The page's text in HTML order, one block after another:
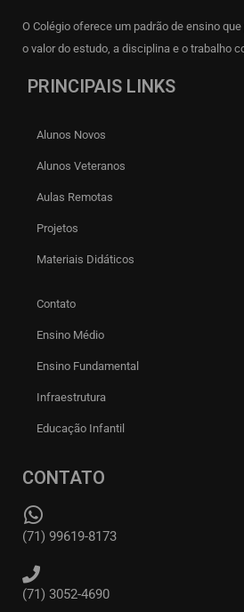
O Colégio oferece um padrão de ensino
o valor do estudo, a disciplina e o trabalho
PRINCIPAIS LINKS
Alunos Novos
Alunos Veteranos
Aulas Remotas
Projetos
Materiais Didáticos
Contato
Ensino Médio
Ensino Fundamental
Infraestrutura
Educação Infantil
CONTATO
(71) 99619-8173
(71) 3052-4690